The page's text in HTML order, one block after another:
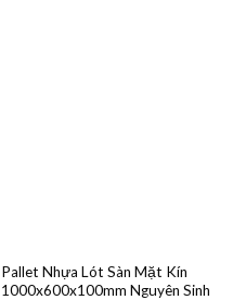
Pallet Nhựa Lót Sàn Mặt Kín
1000x600x100mm Nguyên Sinh